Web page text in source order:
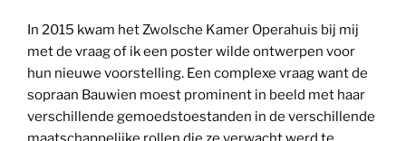
In 2015 kwam het Zwolsche Kamer Operahuis bij mij
met de vraag of ik een poster wilde ontwerpen voor
hun nieuwe voorstelling. Een complexe vraag want de
sopraan Bauwien moest prominent in beeld met haar
verschillende gemoedstoestanden in de verschillende